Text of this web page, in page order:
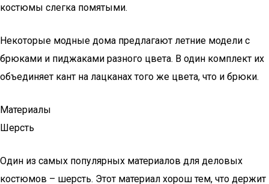
костюмы слегка помятыми.
Некоторые модные дома предлагают летние модели с
брюками и пиджаками разного цвета. В один комплект их
объединяет кант на лацканах того же цвета, что и брюки.
Материалы
Шерсть
Один из самых популярных материалов для деловых
костюмов – шерсть. Этот материал хорош тем, что держит